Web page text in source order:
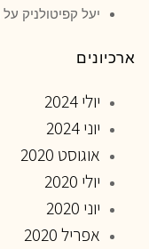
יעל קפיטולניק על
ארכיונים
יולי 2024
יוני 2024
אוגוסט 2020
יולי 2020
יוני 2020
אפריל 2020